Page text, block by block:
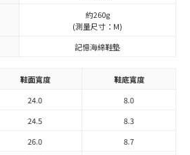
約260g
(測量尺寸：M)
記憶海綿鞋墊
鞋面寬度
鞋底寬度
24.0
8.0
24.5
8.3
26.0
8.7